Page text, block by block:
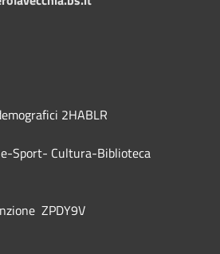
2HABLR
Sport- Cultura-Biblioteca
ZPDY9V